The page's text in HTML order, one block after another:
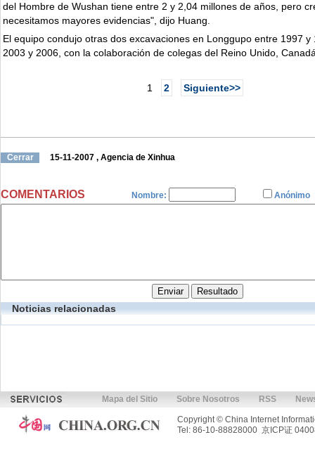
del Hombre de Wushan tiene entre 2 y 2,04 millones de años, pero
necesitamos mayores evidencias", dijo Huang.
El equipo condujo otras dos excavaciones en Longgupo entre 1997 y
2003 y 2006, con la colaboración de colegas del Reino Unido,
1 2 Siguiente>>
Cerrar 15-11-2007 , Agencia de Xinhua
COMENTARIOS Nombre: Anónimo
Noticias relacionadas